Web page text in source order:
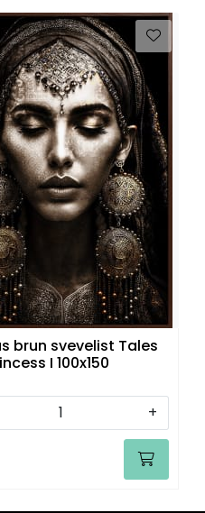
brun svevelist Tales
I 100x150
+